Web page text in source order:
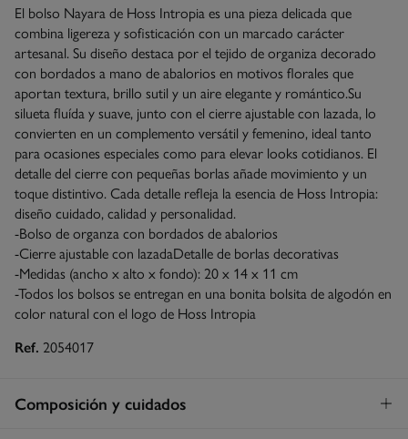
El bolso Nayara de Hoss Intropia es una pieza delicada que
combina ligereza y sofisticación con un marcado carácter
artesanal. Su diseño destaca por el tejido de organiza decorado
con bordados a mano de abalorios en motivos florales que
aportan textura, brillo sutil y un aire elegante y romántico.Su
silueta fluída y suave, junto con el cierre ajustable con lazada, lo
convierten en un complemento versátil y femenino, ideal tanto
para ocasiones especiales como para elevar looks cotidianos. El
detalle del cierre con pequeñas borlas añade movimiento y un
toque distintivo. Cada detalle refleja la esencia de Hoss Intropia:
diseño cuidado, calidad y personalidad.
-Bolso de organza con bordados de abalorios
-Cierre ajustable con lazadaDetalle de borlas decorativas
-Medidas (ancho x alto x fondo): 20 x 14 x 11 cm
-Todos los bolsos se entregan en una bonita bolsita de algodón en
color natural con el logo de Hoss Intropia
Ref. 2054017
Composición y cuidados